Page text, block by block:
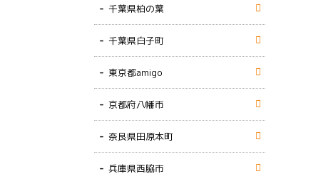
千葉県柏の葉
千葉県白子町
東京都amigo
京都府八幡市
奈良県田原本町
兵庫県西脇市